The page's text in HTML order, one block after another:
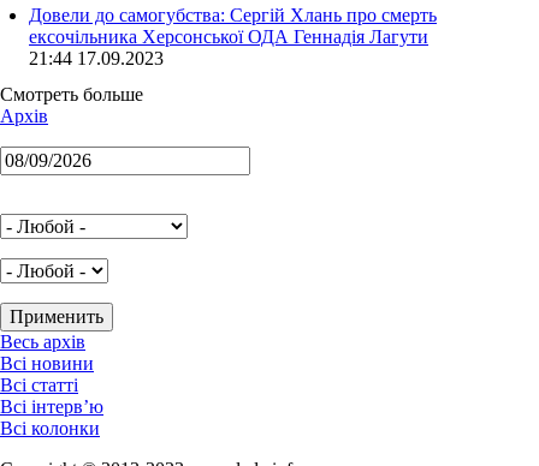
Довели до самогубства: Сергій Хлань про смерть
ексочільника Херсонської ОДА Геннадія Лагути
21:44 17.09.2023
Смотреть больше
Архів
Весь архів
Всі новини
Всі статті
Всі інтерв’ю
Всі колонки